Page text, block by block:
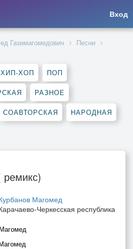
Вход
Газимагомедович
Песни
ХОП ПОП
РАЗНОЕ
СОАВТОРСКАЯ НАРОДНАЯ
Магомед
Черкесская республика